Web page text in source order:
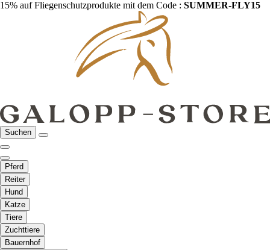
15% auf Fliegenschutzprodukte mit dem Code : SUMMER-FLY15
Suchen
Pferd
Reiter
Hund
Katze
Tiere
Zuchttiere
Bauernhof